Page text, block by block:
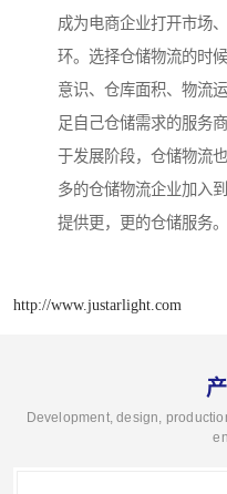
成为电商企业打开市场
环。选择仓储物流的时
意识、仓库面积、物流
足自己仓储需求的服务
于发展阶段，仓储物流
多的仓储物流企业加入
提供更，更的仓储服务。
http://www.justarlight.com
Development, design,